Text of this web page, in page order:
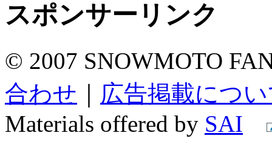
スポンサーリンク
© 2007 SNOWMOTO
合わせ
広告掲載につ
Materials offered by SAI